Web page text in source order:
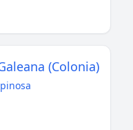
(Colonia)